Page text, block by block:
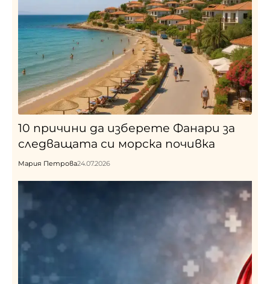
10 причини да изберете Фанари за
следващата си морска почивка
Мария Петрова24.07.2026